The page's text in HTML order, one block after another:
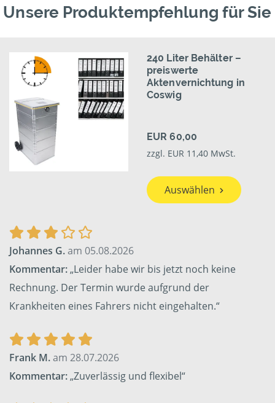
Unsere Produktempfehlung für Sie
240 Liter Behälter –
preiswerte
Aktenvernichtung in
Coswig
EUR 60,00
zzgl. EUR 11,40 MwSt.
Auswählen
Johannes G.am 05.08.2026
Kommentar:„Leider habe wir bis jetzt noch keine
Rechnung. Der Termin wurde aufgrund der
Krankheiten eines Fahrers nicht eingehalten.“
Frank M.am 28.07.2026
Kommentar:„Zuverlässig und flexibel“